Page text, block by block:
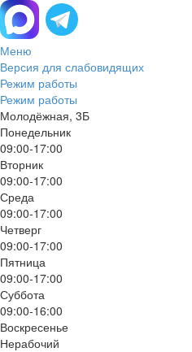
Меню
Версия для слабовидящих
Режим работы
Режим работы
Молодёжная, 3Б
Понедельник
09:00-17:00
Вторник
09:00-17:00
Среда
09:00-17:00
Четверг
09:00-17:00
Пятница
09:00-17:00
Суббота
09:00-16:00
Воскресенье
Нерабочий